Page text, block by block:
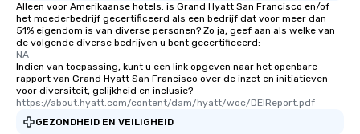
along the way
ensuring there is
Different Types of
experiences offer the
several renowned
convenient outing,
Alleen voor Amerikaanse hotels: is Grand Hyatt San Francisco en/of
het moederbedrijf gecertificeerd als een bedrijf dat voor meer dan
51% eigendom is van diverse personen? Zo ja, geef aan als welke van
de volgende diverse bedrijven u bent gecertificeerd:
NA
Indien van toepassing, kunt u een link opgeven naar het openbare
rapport van Grand Hyatt San Francisco over de inzet en initiatieven
voor diversiteit, gelijkheid en inclusie?
https://about.hyatt.com/content/dam/hyatt/woc/DEIReport.pdf
GEZONDHEID EN VEILIGHEID